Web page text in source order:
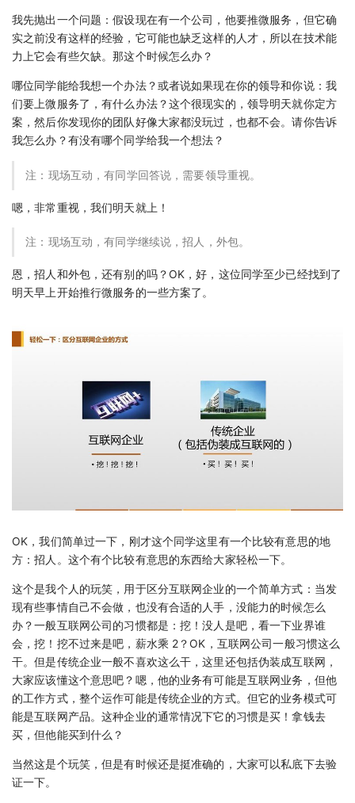
我先抛出一个问题：假设现在有一个公司，他要推微服务，但它确
实之前没有这样的经验，它可能也缺乏这样的人才，所以在技术能
力上它会有些欠缺。那这个时候怎么办？
哪位同学能给我想一个办法？或者说如果现在你的领导和你说：我
们要上微服务了，有什么办法？这个很现实的，领导明天就你定方
案，然后你发现你的团队好像大家都没玩过，也都不会。请你告诉
我怎么办？有没有哪个同学给我一个想法？
注：现场互动，有同学回答说，需要领导重视。
嗯，非常重视，我们明天就上！
注：现场互动，有同学继续说，招人，外包。
恩，招人和外包，还有别的吗？OK，好，这位同学至少已经找到了
明天早上开始推行微服务的一些方案了。
OK，我们简单过一下，刚才这个同学这里有一个比较有意思的地
方：招人。这个有个比较有意思的东西给大家轻松一下。
这个是我个人的玩笑，用于区分互联网企业的一个简单方式：当发
现有些事情自己不会做，也没有合适的人手，没能力的时候怎么
办？一般互联网公司的习惯都是：挖！没人是吧，看一下业界谁
会，挖！挖不过来是吧，薪水乘 2？OK，互联网公司一般习惯这么
干。但是传统企业一般不喜欢这么干，这里还包括伪装成互联网，
大家应该懂这个意思吧？嗯，他的业务有可能是互联网业务，但他
的工作方式，整个运作可能是传统企业的方式。但它的业务模式可
能是互联网产品。这种企业的通常情况下它的习惯是买！拿钱去
买，但他能买到什么？
当然这是个玩笑，但是有时候还是挺准确的，大家可以私底下去验
证一下。